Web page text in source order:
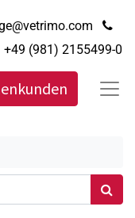
+49 (981) 2155499-0